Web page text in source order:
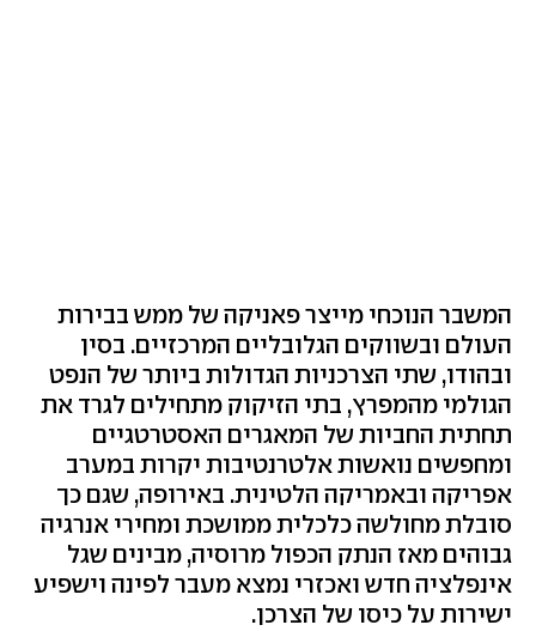
המשבר הנוכחי מייצר פאניקה של ממש בבירות
העולם ובשווקים הגלובליים המרכזיים. בסין
ובהודו, שתי הצרכניות הגדולות ביותר של הנפט
הגולמי מהמפרץ, בתי הזיקוק מתחילים לגרד את
תחתית החביות של המאגרים האסטרטגיים
ומחפשים נואשות אלטרנטיבות יקרות במערב
אפריקה ובאמריקה הלטינית. באירופה, שגם כך
סובלת מחולשה כלכלית ממושכת ומחירי אנרגיה
גבוהים מאז הנתק הכפול מרוסיה, מבינים שגל
אינפלציה חדש ואכזרי נמצא מעבר לפינה וישפיע
ישירות על כיסו של הצרכן.